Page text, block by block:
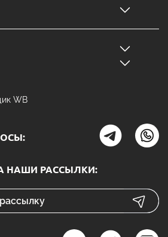
WB
НАШИ РАССЫЛКИ: